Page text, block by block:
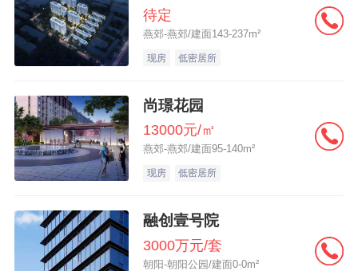
待定
燕郊-燕郊/建面143-237m²
现房 低密居所
尚璟花园
13000元/㎡
燕郊-燕郊/建面95-140m²
现房 低密居所
融创壹号院
3000万元/套
朝阳-朝阳公园/建面0-0m²